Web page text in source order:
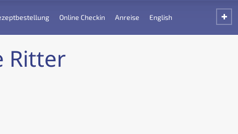
Online Checkin Anreise English
Ritter